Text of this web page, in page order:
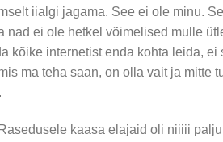
iialgi jagama. See ei ole minu.
nad ei ole hetkel võimelised mulle
kõike internetist enda kohta leida, ei
ma teha saan, on olla vait ja mitte
kaasa elajaid oli niiiii